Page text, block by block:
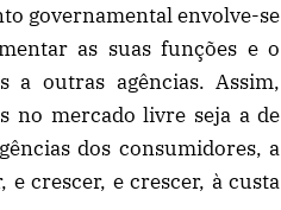
governamental envolve-se
as suas funções e o
a outras agências. Assim,
no mercado livre seja a de
dos consumidores, a
crescer, e crescer, à custa